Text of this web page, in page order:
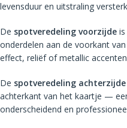
levensduur en uitstraling
De spotveredeling voorzijde
onderdelen aan de voorkant
effect, reliëf of metallic
De spotveredeling achterzijde
achterkant van het kaartje —
onderscheidend en